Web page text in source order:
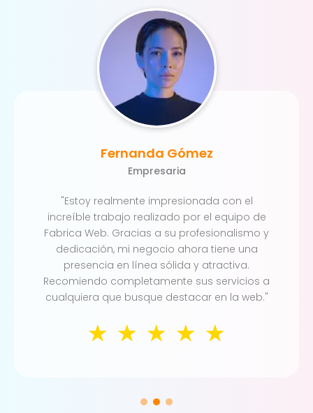
"Estoy realmente impresionada con el
increíble trabajo realizado por el equipo de
Fabrica Web. Gracias a su profesionalismo y
dedicación, mi negocio ahora tiene una
presencia en línea sólida y atractiva.
Recomiendo completamente sus servicios a
cualquiera que busque destacar en la web."
Fernanda Gómez
Empresaria
☆ ☆ ☆ ☆ ☆